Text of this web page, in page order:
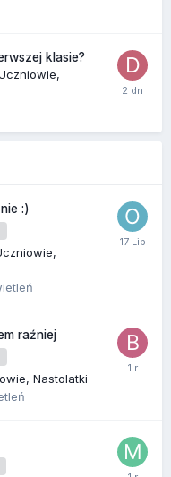
klasie?
:)
raźniej
Nastolatki